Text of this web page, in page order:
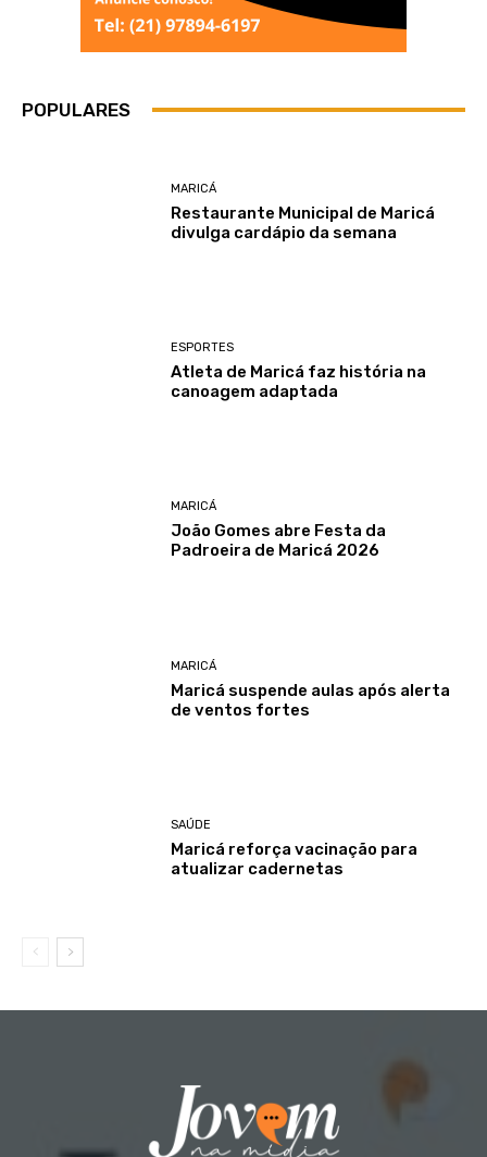
POPULARES
MARICÁ
Restaurante Municipal de Maricá
divulga cardápio da semana
ESPORTES
Atleta de Maricá faz história na
canoagem adaptada
MARICÁ
João Gomes abre Festa da
Padroeira de Maricá 2026
MARICÁ
Maricá suspende aulas após alerta
de ventos fortes
SAÚDE
Maricá reforça vacinação para
atualizar cadernetas